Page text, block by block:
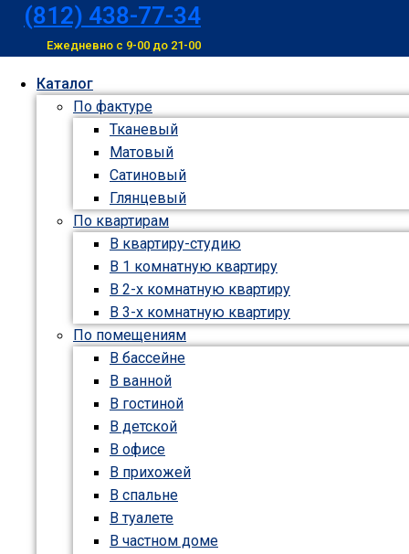
(812) 438-77-34
Ежедневно с 9-00 до 21-00
Каталог
По фактуре
Тканевый
Матовый
Сатиновый
Глянцевый
По квартирам
В квартиру-студию
В 1 комнатную квартиру
В 2-х комнатную квартиру
В 3-х комнатную квартиру
По помещениям
В бассейне
В ванной
В гостиной
В детской
В офисе
В прихожей
В спальне
В туалете
В частном доме